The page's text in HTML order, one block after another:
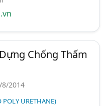
Chống Thấm
2014
POLY URETHANE)